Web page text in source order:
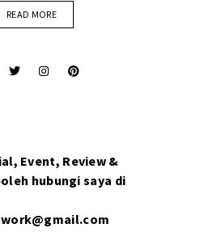
READ MORE
Event, Review &
hubungi saya di